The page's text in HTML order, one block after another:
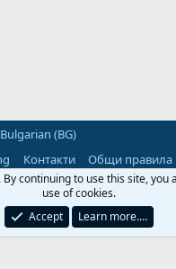
(BG)
Контакти
Общи правила
Помощ Начало
2026. Hosting by:
By continuing to use this site, you
use of cookies.
Accept
Learn more.…